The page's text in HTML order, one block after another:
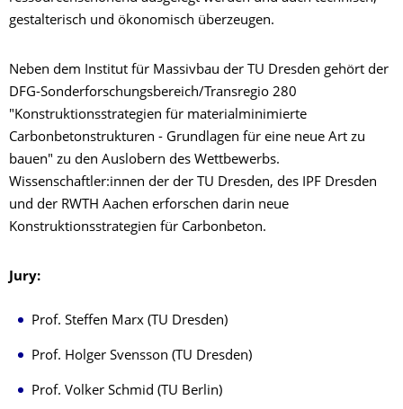
gestalterisch und ökonomisch überzeugen.
Neben dem Institut für Massivbau der TU Dresden gehört der
DFG-Sonderforschungsbereich/Transregio 280
"Konstruktionsstrategien für materialminimierte
Carbonbetonstrukturen - Grundlagen für eine neue Art zu
bauen" zu den Auslobern des Wettbewerbs.
Wissenschaftler:innen der der TU Dresden, des IPF Dresden
und der RWTH Aachen erforschen darin neue
Konstruktionsstrategien für Carbonbeton.
Jury:
Prof. Steffen Marx (TU Dresden)
Prof. Holger Svensson (TU Dresden)
Prof. Volker Schmid (TU Berlin)